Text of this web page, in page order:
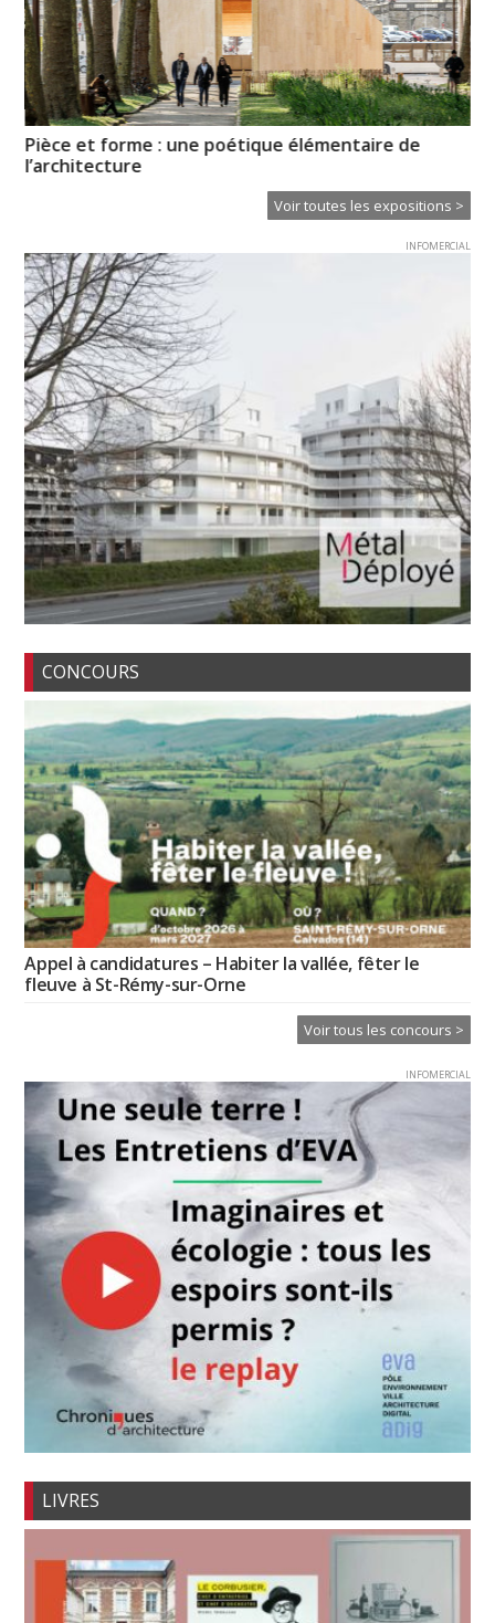
Pièce et forme : une poétique élémentaire de
l’architecture
Voir toutes les expositions >
INFOMERCIAL
CONCOURS
Appel à candidatures – Habiter la vallée, fêter le
fleuve à St-Rémy-sur-Orne
Voir tous les concours >
INFOMERCIAL
LIVRES